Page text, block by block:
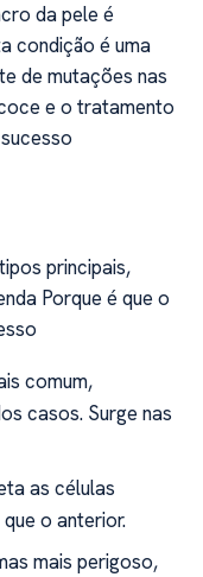
da pele é
condição é uma
de mutações nas
e o tratamento
principais,
Porque é que o
comum,
casos. Surge nas
as células
o anterior.
mais perigoso,